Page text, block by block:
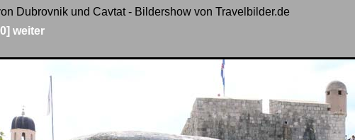
Dubrovnik und Cavtat - Bildershow von Travelbilder.de
weiter